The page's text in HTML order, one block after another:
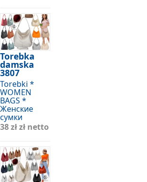
Torebka
damska
3807
Torebki *
WOMEN
BAGS *
Женские
сумки
38 złzł netto